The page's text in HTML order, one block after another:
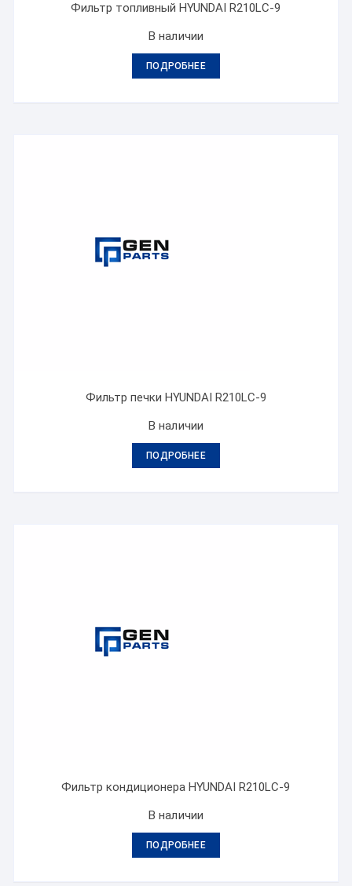
Фильтр топливный HYUNDAI R210LC-9
В наличии
ПОДРОБНЕЕ
Фильтр печки HYUNDAI R210LC-9
В наличии
ПОДРОБНЕЕ
Фильтр кондиционера HYUNDAI R210LC-9
В наличии
ПОДРОБНЕЕ